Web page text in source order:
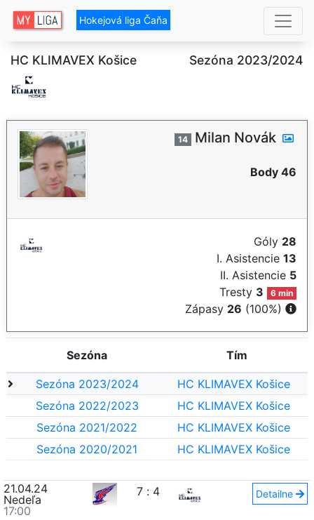
Hokejová liga Čaňa
HC KLIMAVEX Košice Sezóna 2023/2024
14 Milan Novák
Body 46
Góly 28
I. Asistencie 13
II. Asistencie 5
Tresty 3 6 min
Zápasy 26 (100%)
Sezóna Tím
Sezóna 2023/2024
HC KLIMAVEX Košice
Sezóna 2022/2023
HC KLIMAVEX Košice
Sezóna 2021/2022
HC KLIMAVEX Košice
Sezóna 2020/2021
HC KLIMAVEX Košice
21.04.24
Nedeľa
17:00
7 : 4 Detailne